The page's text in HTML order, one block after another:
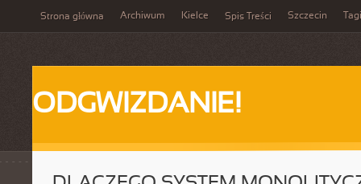
Strona główna Archiwum Kielce Spis Treści Szczecin Tagi
ODGWIZDANIE!